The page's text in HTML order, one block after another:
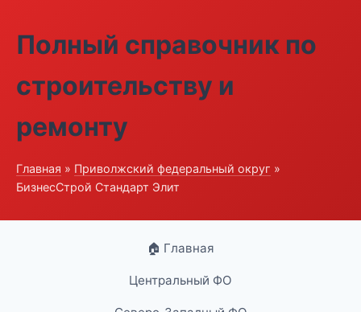
Полный справочник по
строительству и
ремонту
Главная » Приволжский федеральный округ »
БизнесСтрой Стандарт Элит
🏠 Главная
Центральный ФО